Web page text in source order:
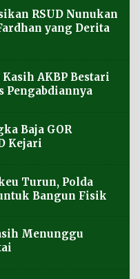
RSUD Nunukan
yang Derita
AKBP Bestari
Pengabdiannya
Baja GOR
Kejari
Turun, Polda
Bangun Fisik
Menunggu